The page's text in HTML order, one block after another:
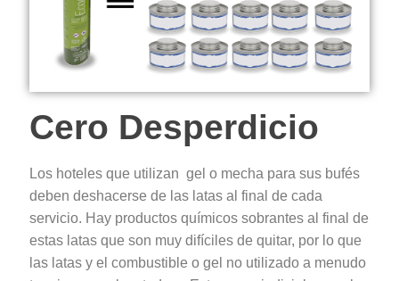
Cero Desperdicio
Los hoteles que utilizan gel o mecha para sus bufés
deben deshacerse de las latas al final de cada
servicio. Hay productos químicos sobrantes al final de
estas latas que son muy difíciles de quitar, por lo que
las latas y el combustible o gel no utilizado a menudo